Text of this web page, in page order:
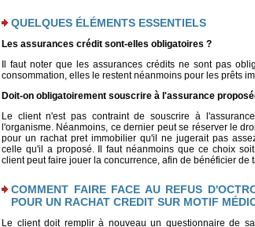
QUELQUES ÉLÉMENTS ESSENTIELS
Les assurances crédit sont-elles obligatoires ?
Il faut noter que les assurances crédits ne sont pas
consommation, elles le restent néanmoins pour les prêts
Doit-on obligatoirement souscrire à l'assurance
Le client n'est pas contraint de souscrire à
l'organisme. Néanmoins, ce dernier peut se réserver le
pour un rachat pret immobilier qu'il ne jugerait pas
celle qu'il a proposé. Il faut néanmoins que ce choix
client peut faire jouer la concurrence, afin de bénéficier de
COMMENT FAIRE FACE AU REFUS
POUR UN RACHAT CREDIT SUR MOTIF
Le client doit remplir à nouveau un questionnaire de